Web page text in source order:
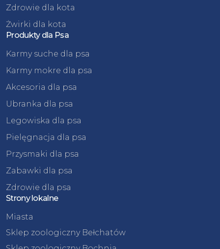
Zdrowie dla kota
Żwirki dla kota
Produkty dla Psa
Karmy suche dla psa
Karmy mokre dla psa
Akcesoria dla psa
Ubranka dla psa
Legowiska dla psa
Pielęgnacja dla psa
Przysmaki dla psa
Zabawki dla psa
Zdrowie dla psa
Strony lokalne
Miasta
Sklep zoologiczny Bełchatów